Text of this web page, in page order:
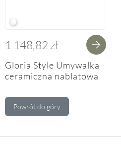
W White
1 148,82 zł
Gloria Style Umywalka
ceramiczna nablatowa
Powrót do góry